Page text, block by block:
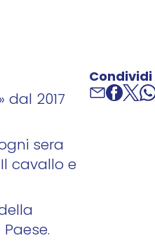
dal 2017
sera
cavallo e
Condividi